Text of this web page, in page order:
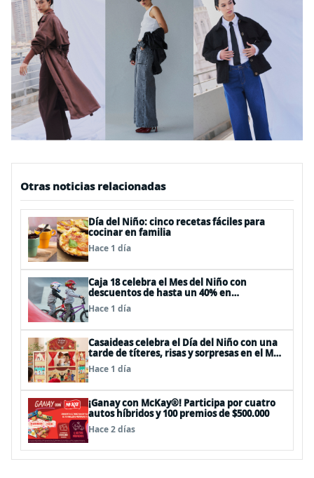
Otras noticias relacionadas
Día del Niño: cinco recetas fáciles para
cocinar en familia
Hace 1 día
Caja 18 celebra el Mes del Niño con
descuentos de hasta un 40% en
panoramas, cine, shows y streaming
Hace 1 día
Casaideas celebra el Día del Niño con una
tarde de títeres, risas y sorpresas en el Mall
Plaza Vespucio
Hace 1 día
¡Ganay con McKay®! Participa por cuatro
autos híbridos y 100 premios de $500.000
Hace 2 días